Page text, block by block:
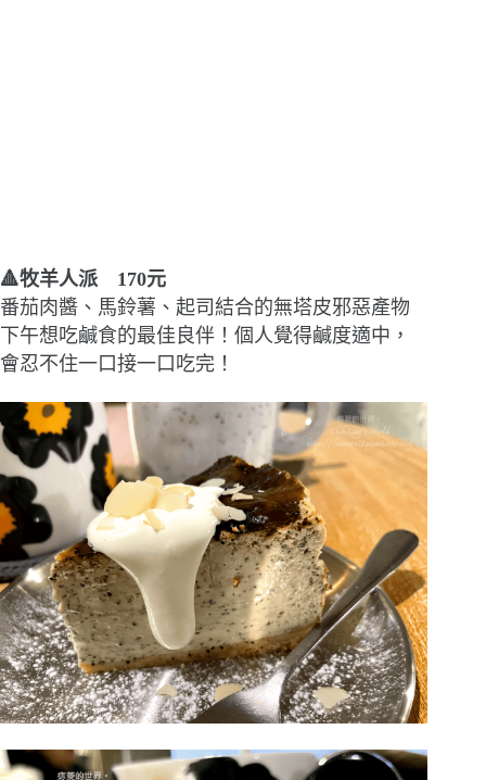
🔺牧羊人派 170元
番茄肉醬、馬鈴薯、起司結合的無塔皮邪惡產物
下午想吃鹹食的最佳良伴！個人覺得鹹度適中，
會忍不住一口接一口吃完！